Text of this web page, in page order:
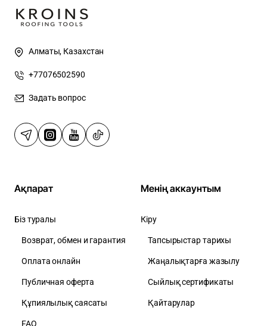
Алматы, Казахстан
+77076502590
Задать вопрос
Ақпарат
Біз туралы
Возврат, обмен и гарантия
Оплата онлайн
Публичная оферта
Құпиялылық саясаты
FAQ
Менің аккаунтым
Кіру
Тапсырыстар тарихы
Жаңалықтарға жазылу
Сыйлық сертификаты
Қайтарулар